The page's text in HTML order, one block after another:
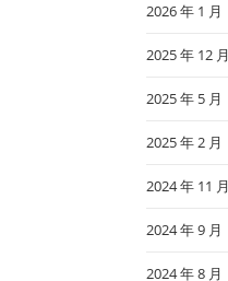
2026 年 1 月
2025 年 12 月
2025 年 5 月
2025 年 2 月
2024 年 11 月
2024 年 9 月
2024 年 8 月